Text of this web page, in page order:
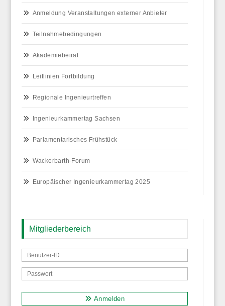
Anmeldung Veranstaltungen externer Anbieter
Teilnahmebedingungen
Akademiebeirat
Leitlinien Fortbildung
Regionale Ingenieurtreffen
Ingenieurkammertag Sachsen
Parlamentarisches Frühstück
Wackerbarth-Forum
Europäischer Ingenieurkammertag 2025
Mitgliederbereich
Anmelden